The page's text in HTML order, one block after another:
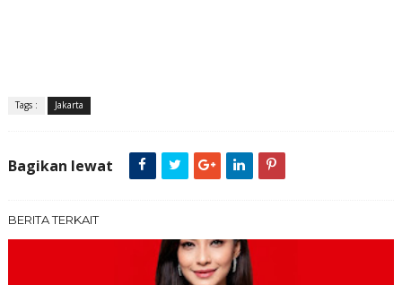
Tags : Jakarta
Bagikan lewat
BERITA TERKAIT